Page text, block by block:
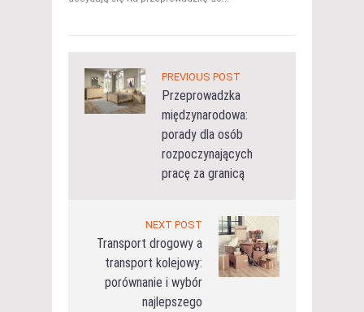
PREVIOUS POST
Przeprowadzka
międzynarodowa:
porady dla osób
rozpoczynających
pracę za granicą
NEXT POST
Transport drogowy a
transport kolejowy:
porównanie i wybór
najlepszego